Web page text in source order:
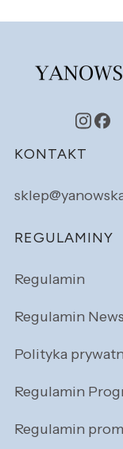
Linki w
KONTAKT
REGULAMINY
Regulamin
Regulamin
Polityka
Regulamin
Regulamin